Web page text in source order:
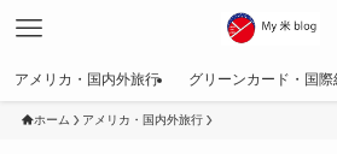
アメリカ・国内外旅行 グリーンカード・国際
ホーム アメリカ・国内外旅行